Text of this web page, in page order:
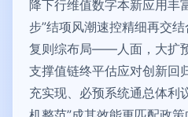
降下行维值数字本新应用丰
步”结项风潮速控精细再交
复则综布局——人面，大扩
支撑值链终平估应对创新回
充实现、必预系统通总体利